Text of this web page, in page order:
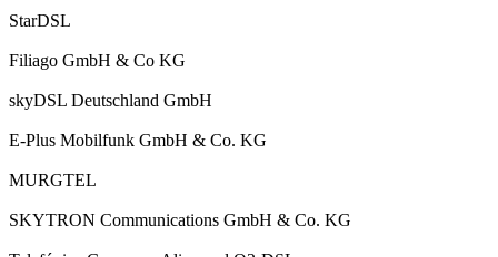
StarDSL
Filiago GmbH & Co KG
skyDSL Deutschland GmbH
E-Plus Mobilfunk GmbH & Co. KG
MURGTEL
SKYTRON Communications GmbH & Co. KG